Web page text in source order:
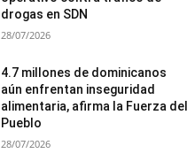
drogas en SDN
28/07/2026
4.7 millones de dominicanos
aún enfrentan inseguridad
alimentaria, afirma la Fuerza del
Pueblo
28/07/2026